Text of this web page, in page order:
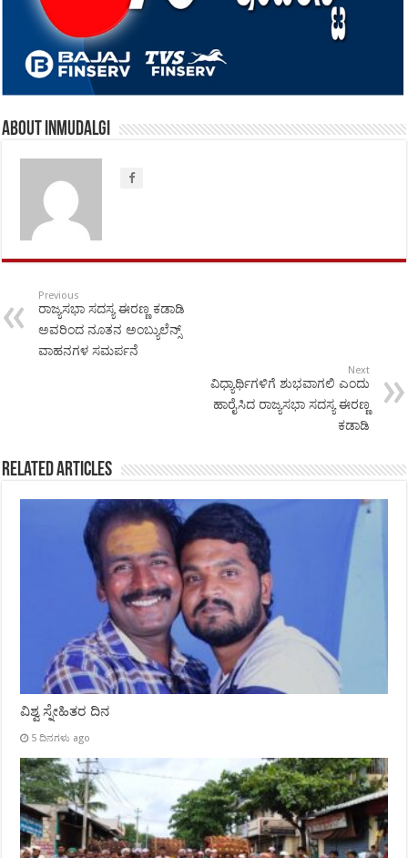
About inmudalgi
Previous
ರಾಜ್ಯಸಭಾ ಸದಸ್ಯ ಈರಣ್ಣ ಕಡಾಡಿ
ಅವರಿಂದ ನೂತನ ಅಂಬ್ಯುಲೆನ್ಸ್
ವಾಹನಗಳ ಸಮರ್ಪನೆ
Next
ವಿಧ್ಯಾರ್ಥಿಗಳಿಗೆ ಶುಭವಾಗಲಿ ಎಂದು
ಹಾರೈಸಿದ ರಾಜ್ಯಸಭಾ ಸದಸ್ಯ ಈರಣ್ಣ
ಕಡಾಡಿ
Related Articles
ವಿಶ್ವ ಸ್ನೇಹಿತರ ದಿನ
5 ದಿನಗಳು ago